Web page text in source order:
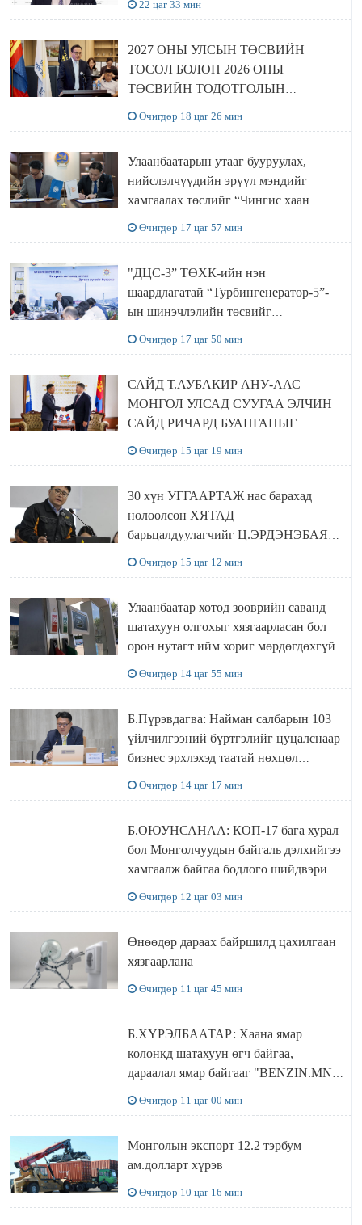
22 цаг 33 мин
2027 ОНЫ УЛСЫН ТӨСВИЙН
ТӨСӨЛ БОЛОН 2026 ОНЫ
ТӨСВИЙН ТОДОТГОЛЫН
Өчигдөр 18 цаг 26 мин
Улаанбаатарын утааг бууруулах,
нийслэлчүүдийн эрүүл мэндийг
хамгаалах төслийг “Чингис хаан
Өчигдөр 17 цаг 57 мин
"ДЦС-3” ТӨХК-ийн нэн
шаардлагатай “Турбингенератор-5”-
ын шинэчлэлийн төсвийг
Өчигдөр 17 цаг 50 мин
САЙД Т.АУБАКИР АНУ-ААС
МОНГОЛ УЛСАД СУУГАА ЭЛЧИН
САЙД РИЧАРД БУАНГАНЫГ
Өчигдөр 15 цаг 19 мин
30 хүн УГГААРТАЖ нас барахад
нөлөөлсөн ХЯТАД
барьцалдуулагчийг Ц.ЭРДЭНЭБАЯР
Өчигдөр 15 цаг 12 мин
Улаанбаатар хотод зөөврийн саванд
шатахуун олгохыг хязгаарласан бол
орон нутагт ийм хориг мөрдөгдөхгүй
Өчигдөр 14 цаг 55 мин
Б.Пүрэвдагва: Найман салбарын 103
үйлчилгээний бүртгэлийг цуцалснаар
бизнес эрхлэхэд таатай нөхцөл
Өчигдөр 14 цаг 17 мин
Б.ОЮУНСАНАА: КОП-17 бага хурал
бол Монголчуудын байгаль дэлхийгээ
хамгаалж байгаа бодлого шийдвэрийг
Өчигдөр 12 цаг 03 мин
Өнөөдөр дараах байршилд цахилгаан
хязгаарлана
Өчигдөр 11 цаг 45 мин
Б.ХҮРЭЛБААТАР: Хаана ямар
колонкд шатахуун өгч байгаа,
дараалал ямар байгааг "BENZIN.MN”
Өчигдөр 11 цаг 00 мин
Монголын экспорт 12.2 тэрбум
ам.долларт хүрэв
Өчигдөр 10 цаг 16 мин